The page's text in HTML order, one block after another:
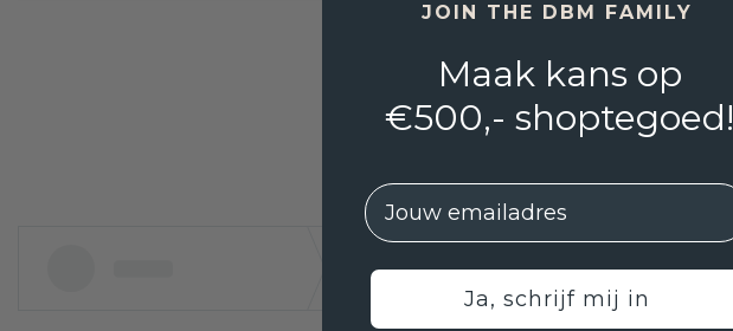
JOIN THE DBM FAMILY
Maak kans op
€500,- shoptegoed!
EMail
Ja, schrijf mij in